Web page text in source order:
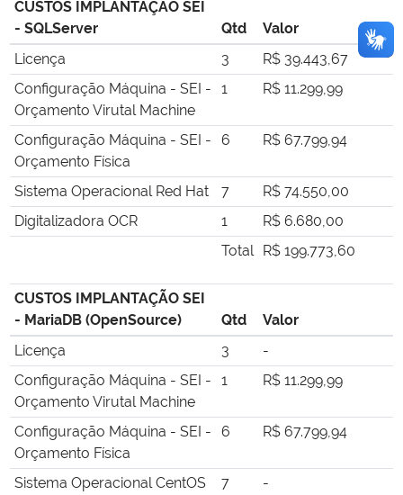
CUSTOS IMPLANTAÇÃO SEI
- SQLServer
Qtd
Valor
Licença
3
R$ 39.443,67
Configuração Máquina - SEI -
Orçamento Virutal Machine
1 R$ 11.299,99
Configuração Máquina - SEI -
Orçamento Física
6 R$ 67.799,94
Sistema Operacional Red Hat 7
R$ 74.550,00
Digitalizadora OCR
1
R$ 6.680,00
Total
R$ 199.773,60
CUSTOS IMPLANTAÇÃO SEI
- MariaDB (OpenSource)
Qtd
Valor
Licença
3
-
Configuração Máquina - SEI -
Orçamento Virutal Machine
1 R$ 11.299,99
Configuração Máquina - SEI -
Orçamento Física
6 R$ 67.799,94
Sistema Operacional CentOS 7
-